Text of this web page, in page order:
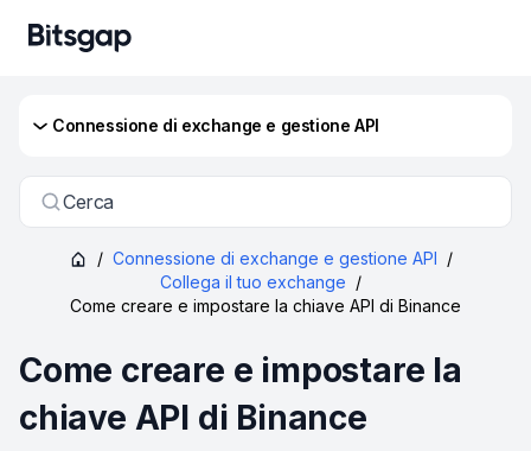
Сonnessione di exchange e gestione API
Cerca
/ Сonnessione di exchange e gestione API /
Collega il tuo exchange /
Come creare e impostare la chiave API di Binance
Come creare e impostare la
chiave API di Binance